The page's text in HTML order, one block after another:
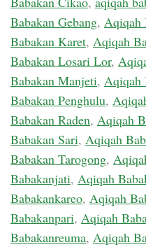
Babakan Gebang, Aqiqah
Babakan Karet, Aqiqah
Babakan Losari Lor,
Babakan Manjeti, Aqiqah
Babakan Penghulu,
Babakan Raden, Aqiqah
Babakan Sari, Aqiqah
Babakan Tarogong,
Babakanjati, Aqiqah
Babakankareo, Aqiqah
Babakanpari, Aqiqah
Babakanreuma, Aqiqah